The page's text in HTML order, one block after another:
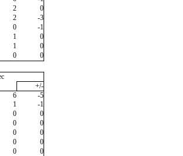
2
0
2
-3
0
-1
1
0
1
0
0
0
+/-
6
-5
1
-1
0
0
0
0
0
0
0
0
0
0